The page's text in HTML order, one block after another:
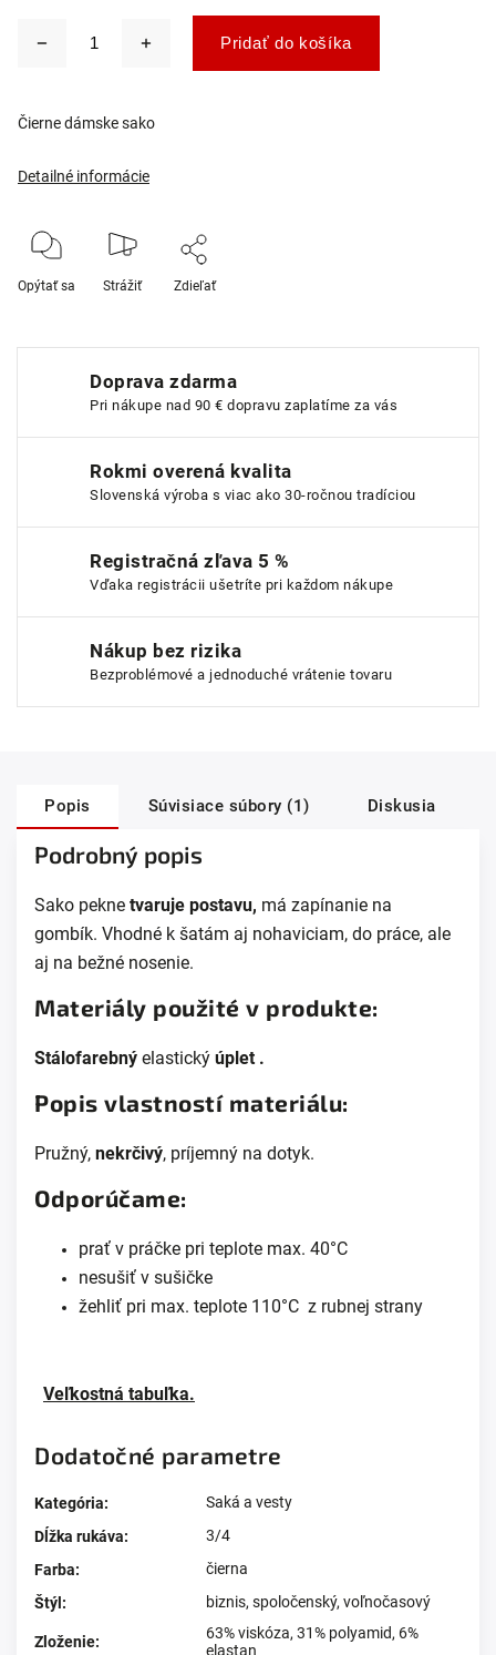
Pridať do košíka
Čierne dámske sako
Detailné informácie
Opýtať sa Strážiť Zdieľať
Doprava zdarma
Pri nákupe nad 90 € dopravu zaplatíme za vás
Rokmi overená kvalita
Slovenská výroba s viac ako 30-ročnou tradíciou
Registračná zľava 5 %
Vďaka registrácii ušetríte pri každom nákupe
Nákup bez rizika
Bezproblémové a jednoduché vrátenie tovaru
Popis Súvisiace súbory (1) Diskusia
Podrobný popis
Sako pekne tvaruje postavu, má zapínanie na
gombík. Vhodné k šatám aj nohaviciam, do práce, ale
aj na bežné nosenie.
Materiály použité v produkte:
Stálofarebný elastický úplet .
Popis vlastností materiálu:
Pružný, nekrčivý, príjemný na dotyk.
Odporúčame:
prať v práčke pri teplote max. 40°C
nesušiť v sušičke
žehliť pri max. teplote 110°C z rubnej strany
Veľkostná tabuľka.
Dodatočné parametre
Kategória:
Saká a vesty
Dĺžka rukáva:
3/4
Farba:
čierna
Štýl : biznis, spoločenský, voľnočasový
Zloženie:
63% viskóza, 31% polyamid, 6%
elastan